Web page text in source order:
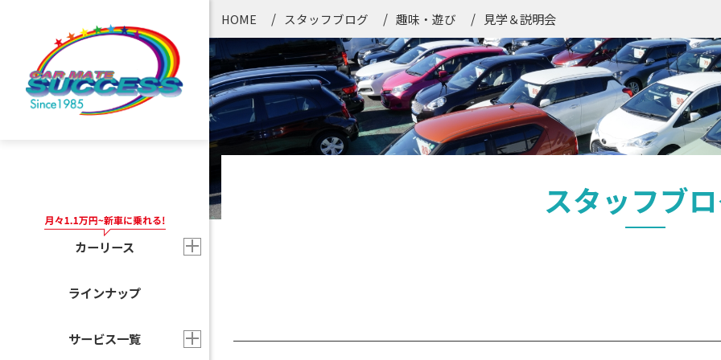
カーリース
ラインナップ
サービス一覧
HOME スタッフブログ 趣味・遊び 見学＆説明会
スタッフブ